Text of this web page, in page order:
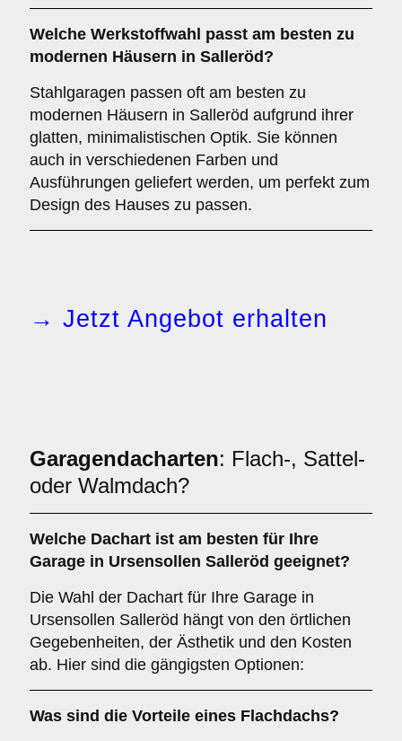
Welche Werkstoffwahl passt am besten zu
modernen Häusern in Salleröd?
Stahlgaragen passen oft am besten zu
modernen Häusern in Salleröd aufgrund ihrer
glatten, minimalistischen Optik. Sie können
auch in verschiedenen Farben und
Ausführungen geliefert werden, um perfekt zum
Design des Hauses zu passen.
→ Jetzt Angebot erhalten
Garagendacharten: Flach-, Sattel-
oder Walmdach?
Welche Dachart ist am besten für Ihre
Garage in Ursensollen Salleröd geeignet?
Die Wahl der Dachart für Ihre Garage in
Ursensollen Salleröd hängt von den örtlichen
Gegebenheiten, der Ästhetik und den Kosten
ab. Hier sind die gängigsten Optionen:
Was sind die Vorteile eines Flachdachs?